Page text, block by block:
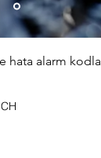
hata alarm